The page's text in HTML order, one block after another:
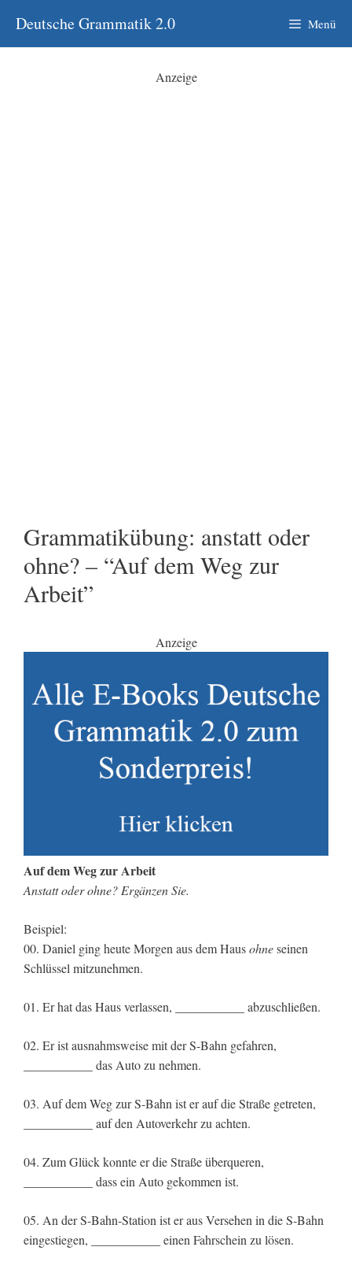
Inhalt
springen
Deutsche Grammatik 2.0 Menü
Anzeige
Grammatikübung: anstatt oder
ohne? – “Auf dem Weg zur
Arbeit”
Anzeige
Auf dem Weg zur Arbeit
Anstatt oder ohne? Ergänzen Sie.
Beispiel:
00. Daniel ging heute Morgen aus dem Hausohneseinen
Schlüssel mitzunehmen.
01. Er hat das Haus verlassen, ___________ abzuschließen.
02. Er ist ausnahmsweise mit der S-Bahn gefahren,
___________ das Auto zu nehmen.
03. Auf dem Weg zur S-Bahn ist er auf die Straße getreten,
___________ auf den Autoverkehr zu achten.
04. Zum Glück konnte er die Straße überqueren,
___________ dass ein Auto gekommen ist.
05. An der S-Bahn-Station ist er aus Versehen in die S-Bahn
eingestiegen, ___________ einen Fahrschein zu lösen.